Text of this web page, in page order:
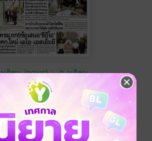
มติชน (news) มติชน
ซื้อ 10 บาท
No Rating